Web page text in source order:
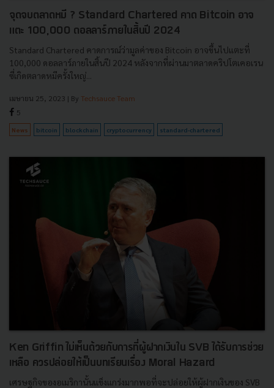
จุดจบตลาดหมี ? Standard Chartered คาด Bitcoin อาจ
แตะ 100,000 ดอลลาร์ภายในสิ้นปี 2024
Standard Chartered คาดการณ์ว่ามูลค่าของ Bitcoin อาจขึ้นไปแตะที่
100,000 ดอลลาร์ภายในสิ้นปี 2024 หลังจากที่ผ่านมาตลาดคริปโตเคอเรน
ซี่เกิดตลาดหมีครั้งใหญ่...
เมษายน 25, 2023 | By Techsauce Team
5
News bitcoin blockchain cryptocurrency standard-chartered
Ken Griffin ไม่เห็นด้วยกับการที่ผู้ฝากเงินใน SVB ได้รับการช่วย
เหลือ ควรปล่อยให้เป็นบทเรียนเรื่อง Moral Hazard
เศรษฐกิจของอเมริกานั้นแข็งแกร่งมากพอที่จะปล่อยให้ผู้ฝากเงินของ SVB